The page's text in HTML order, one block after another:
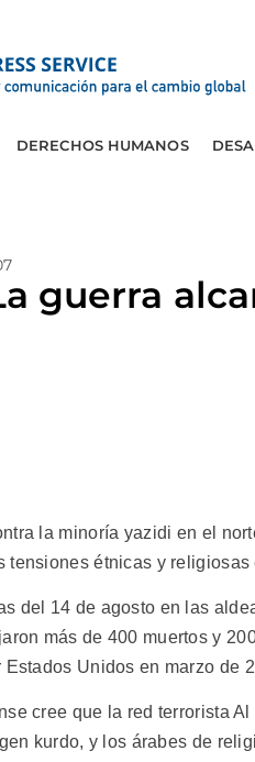
DERECHOS HUMANOS
guerra
la minoría yazidi en el
tensiones étnicas y religiosas
del 14 de agosto en las
más de 400 muertos y
Unidos en marzo de
cree que la red terrorista
kurdo, y los árabes de